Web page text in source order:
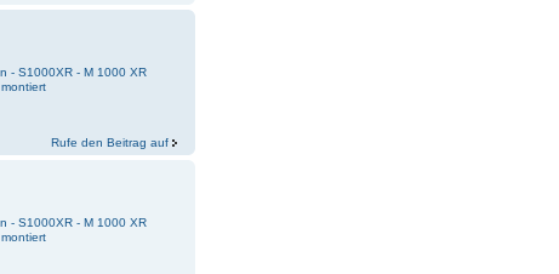
- S1000XR - M 1000 XR
Rufe den Beitrag auf
- S1000XR - M 1000 XR